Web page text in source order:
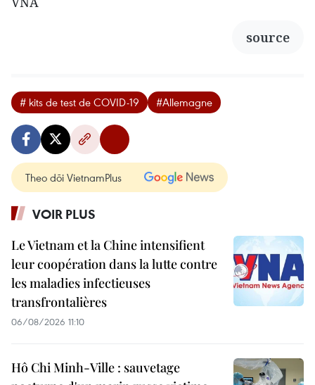
source
# kits de test de COVID-19 #Allemagne
Theo dõi VietnamPlus
VOIR PLUS
Le Vietnam et la Chine intensifient
leur coopération dans la lutte contre
les maladies infectieuses
transfrontalières
06/08/2026 11:10
Hô Chi Minh-Ville : sauvetage